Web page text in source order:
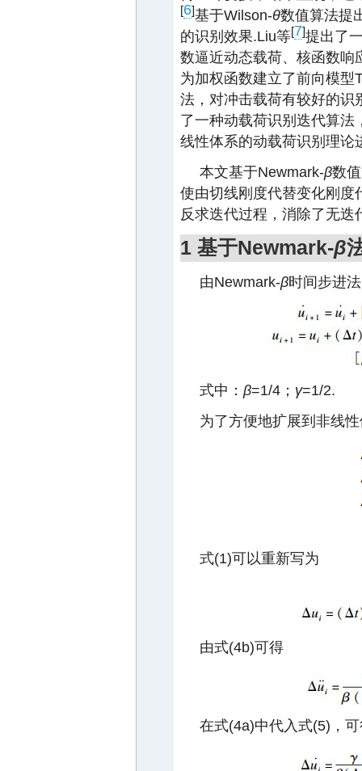
[6]基于Wilson-θ数值算法提
的识别效果.Liu等[7]提出了
数逼近动态载荷、核函数响
为加权函数建立了前向模型
法，对冲击载荷有较好的识
了一种动载荷识别迭代算
线性体系的动载荷识别理论
本文基于Newmark-β数
使由切线刚度代替变化刚度
反求迭代过程，消除了无
1 基于Newmark-β
由Newmark-β时间步进法
式中： β=1/4； γ=1/2.
为了方便地扩展到非线
式(1)可以重新写为
由式(4b)可得
在式(4a)中代入式(5)，